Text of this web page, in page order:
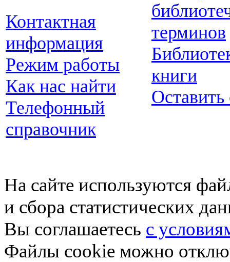
Контактная
информация
Режим работы
Как нас найти
Телефонный
справочник
терминов
книги
Оставить
На сайте используются
и сбора статистических
Вы соглашаетесь с
Файлы cookie можно